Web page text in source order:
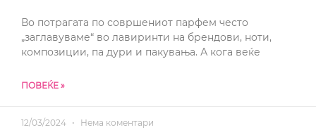
Во потрагата по совршениот парфем често
„заглавуваме“ во лавиринти на брендови, ноти,
композиции, па дури и пакувања. А кога веќе
ПОВЕЌЕ »
12/03/2024 Нема коментари